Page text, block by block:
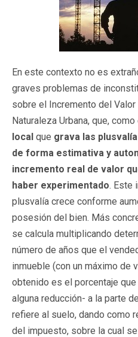
En este contexto no es
graves problemas de
sobre el Incremento del
Naturaleza Urbana, que,
local que grava las
de forma estimativa y
incremento real de valor
haber experimentado. Este
plusvalía crece conforme
posesión del bien. Más
se calcula multiplicando
número de años que el
inmueble (con un máximo de
obtenido es el porcentaje
alguna reducción- a la parte
refiere al suelo, dando como
del impuesto, sobre la cual